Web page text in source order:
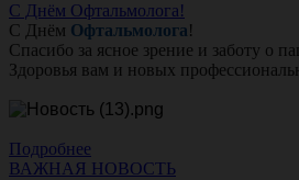
С Днём Офтальмолога!
С Днём Офтальмолога!
Спасибо за ясное зрение и заботу о
Здоровья вам и новых
Подробнее
ВАЖНАЯ НОВОСТЬ